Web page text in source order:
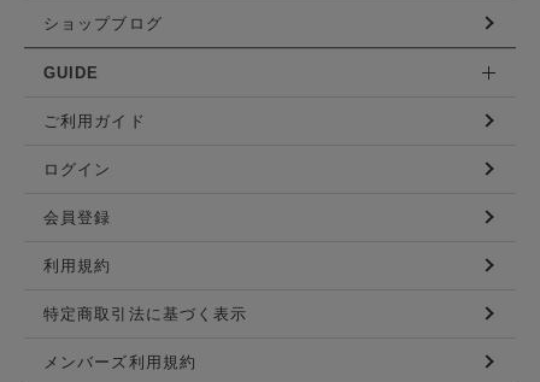
ショップブログ
GUIDE
ご利用ガイド
ログイン
会員登録
利用規約
特定商取引法に基づく表示
メンバーズ利用規約